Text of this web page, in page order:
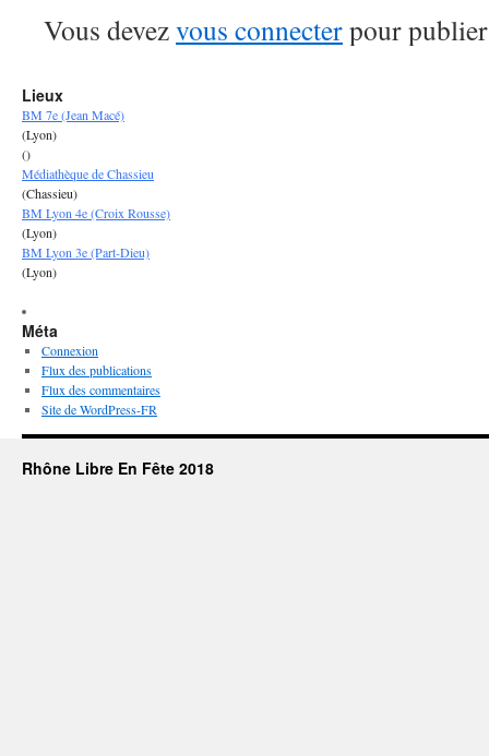
Vous devezvous connecterpour
Lieux
BM 7e (Jean Macé)
(Lyon)
()
Médiathèque de Chassieu
(Chassieu)
BM Lyon 4e (Croix Rousse)
(Lyon)
BM Lyon 3e (Part-Dieu)
(Lyon)
Méta
Connexion
Flux des publications
Flux des commentaires
Site de WordPress-FR
Rhône Libre En Fête 2018